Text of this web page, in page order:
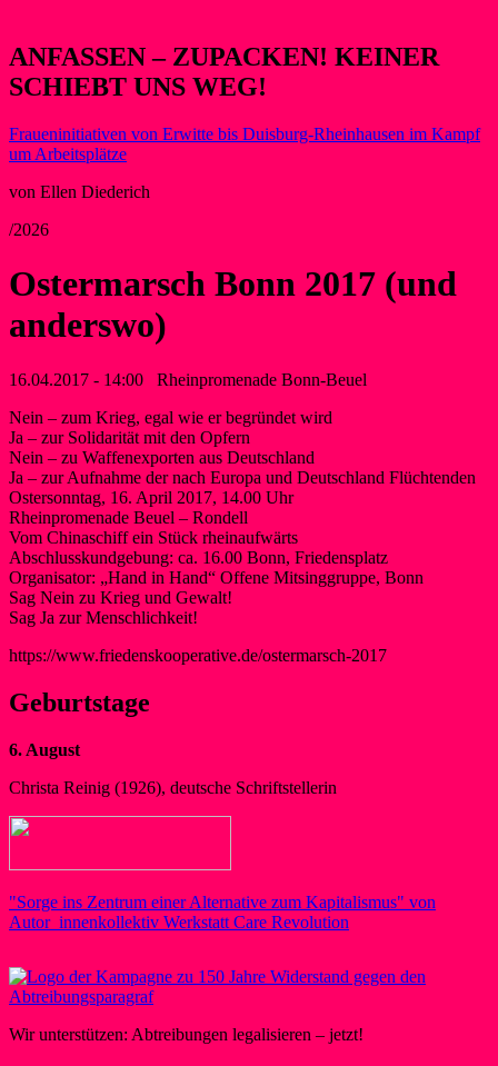
ANFASSEN – ZUPACKEN! KEINER
SCHIEBT UNS WEG!
Fraueninitiativen von Erwitte bis Duisburg-Rheinhausen im Kampf
um Arbeitsplätze
von Ellen Diederich
/2026
Ostermarsch Bonn 2017 (und
anderswo)
16.04.2017 - 14:00 Rheinpromenade Bonn-Beuel
Nein – zum Krieg, egal wie er begründet wird
Ja – zur Solidarität mit den Opfern
Nein – zu Waffenexporten aus Deutschland
Ja – zur Aufnahme der nach Europa und Deutschland Flüchtenden
Ostersonntag, 16. April 2017, 14.00 Uhr
Rheinpromenade Beuel – Rondell
Vom Chinaschiff ein Stück rheinaufwärts
Abschlusskundgebung: ca. 16.00 Bonn, Friedensplatz
Organisator: „Hand in Hand“ Offene Mitsinggruppe, Bonn
Sag Nein zu Krieg und Gewalt!
Sag Ja zur Menschlichkeit!
https://www.friedenskooperative.de/ostermarsch-2017
Geburtstage
6. August
Christa Reinig (1926), deutsche Schriftstellerin
"Sorge ins Zentrum einer Alternative zum Kapitalismus" von
Autor_innenkollektiv Werkstatt Care Revolution
Wir unterstützen: Abtreibungen legalisieren – jetzt!